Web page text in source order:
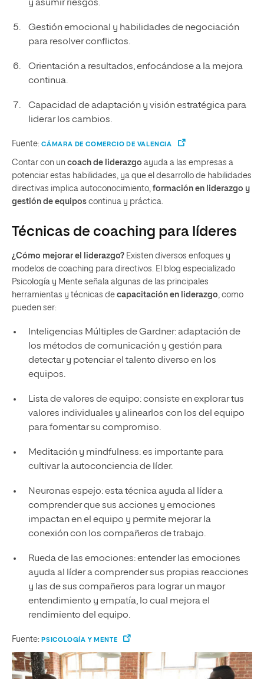
y asumir riesgos.
Gestión emocional y habilidades de negociación
para resolver conflictos.
Orientación a resultados, enfocándose a la mejora
continua.
Capacidad de adaptación y visión estratégica para
liderar los cambios.
Fuente: CÁMARA DE COMERCIO DE VALENCIA
Contar con un coach de liderazgo ayuda a las empresas a
potenciar estas habilidades, ya que el desarrollo de habilidades
directivas implica autoconocimiento, formación en liderazgo y
gestión de equipos continua y práctica.
Técnicas de coaching para líderes
¿Cómo mejorar el liderazgo? Existen diversos enfoques y
modelos de coaching para directivos. El blog especializado
Psicología y Mente señala algunas de las principales
herramientas y técnicas de capacitación en liderazgo , como
pueden ser:
Inteligencias Múltiples de Gardner: adaptación de
los métodos de comunicación y gestión para
detectar y potenciar el talento diverso en los
equipos.
Lista de valores de equipo: consiste en explorar tus
valores individuales y alinearlos con los del equipo
para fomentar su compromiso.
Meditación y mindfulness: es importante para
cultivar la autoconciencia de líder.
Neuronas espejo: esta técnica ayuda al líder a
comprender que sus acciones y emociones
impactan en el equipo y permite mejorar la
conexión con los compañeros de trabajo.
Rueda de las emociones: entender las emociones
ayuda al líder a comprender sus propias reacciones
y las de sus compañeros para lograr un mayor
entendimiento y empatía, lo cual mejora el
rendimiento del equipo.
Fuente: PSICOLOGÍA Y MENTE